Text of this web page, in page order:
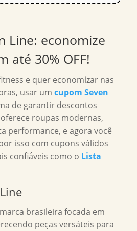
Line: economize
até 30% OFF!
e quer economizar nas
usar um cupom Seven
de garantir descontos
roupas modernas,
performance, e agora você
isso com cupons válidos
confiáveis como o Lista
brasileira focada em
peças versáteis para